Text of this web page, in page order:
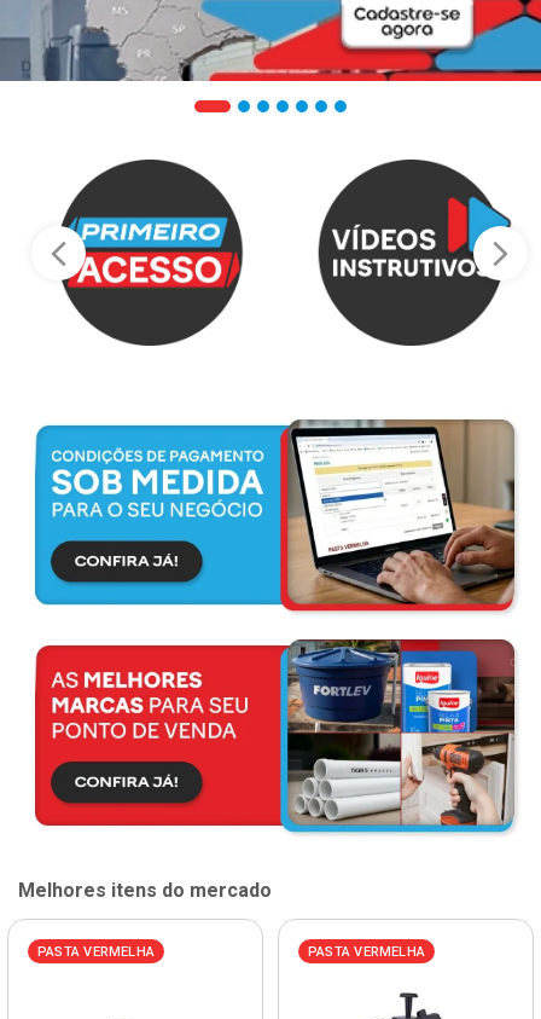
Melhores itens do mercado
PASTA VERMELHA PASTA VERMELHA